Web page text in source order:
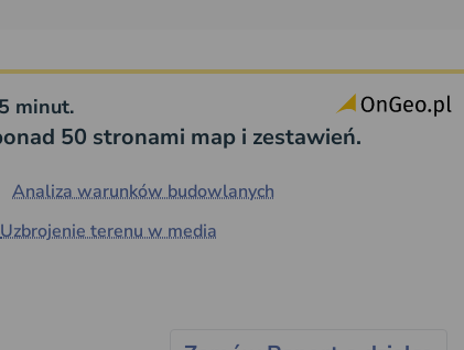
minut.
50 stronami map i zestawień.
Analiza warunków budowlanych
Uzbrojenie terenu w media